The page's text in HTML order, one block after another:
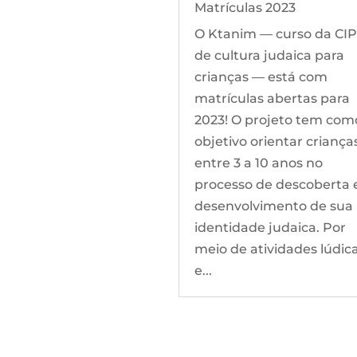
Matrículas 2023
O Ktanim — curso da CIP
de cultura judaica para
crianças — está com
matrículas abertas para
2023! O projeto tem
objetivo orientar
entre 3 a 10 anos no
processo de descoberta
desenvolvimento de sua
identidade judaica. Por
meio de atividades
e...